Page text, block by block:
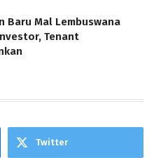
Baru Mal Lembuswana
Tenant
Twitter